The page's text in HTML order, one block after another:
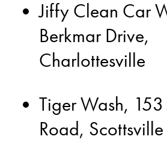
Jiffy Clean Car
Berkmar Drive,
Charlottesville
Tiger Wash, 153
Road, Scottsville